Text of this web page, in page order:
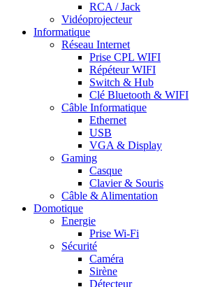
RCA / Jack
Vidéoprojecteur
Informatique
Réseau Internet
Prise CPL WIFI
Répéteur WIFI
Switch & Hub
Clé Bluetooth & WIFI
Câble Informatique
Ethernet
USB
VGA & Display
Gaming
Casque
Clavier & Souris
Câble & Alimentation
Domotique
Energie
Prise Wi-Fi
Sécurité
Caméra
Sirène
Détecteur